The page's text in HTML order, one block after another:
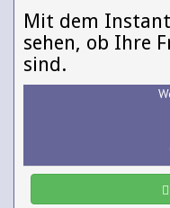
Mit dem
sehen, ob Ihre
sind.